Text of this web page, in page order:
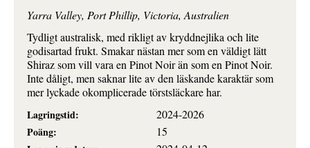
Yarra Valley, Port Phillip, Victoria, Australien
Tydligt australisk, med rikligt av kryddnejlika och lite
godisartad frukt. Smakar nästan mer som en väldigt lätt
Shiraz som vill vara en Pinot Noir än som en Pinot Noir.
Inte dåligt, men saknar lite av den läskande karaktär som
mer lyckade okomplicerade törstsläckare har.
Lagringstid:
2024-2026
Poäng:
15